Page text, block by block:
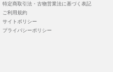
特定商取引法・古物営業法に基づく表記
ご利用規約
サイトポリシー
プライバシーポリシー